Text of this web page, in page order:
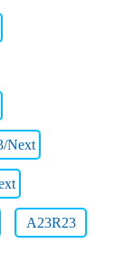
Next
A23R23